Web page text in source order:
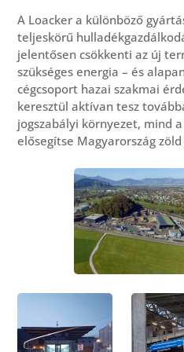
A Loacker a különböző
teljeskörű
jelentősen csökkenti az új
szükséges energia – és
cégcsoport hazai szakmai
keresztül aktívan tesz
jogszabályi környezet, mind
elősegítse Magyarország